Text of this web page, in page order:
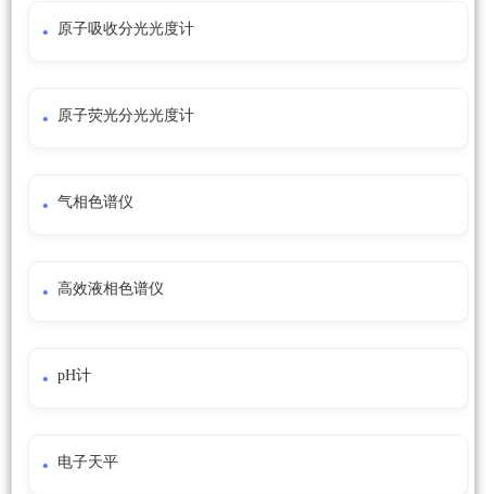
原子吸收分光光度计
原子荧光分光光度计
气相色谱仪
高效液相色谱仪
pH计
电子天平